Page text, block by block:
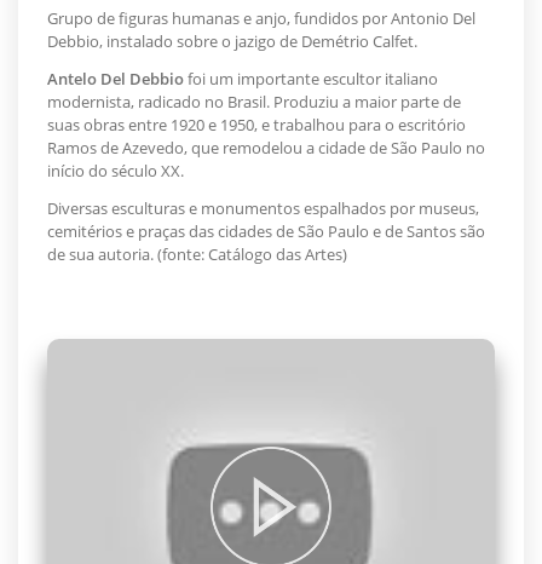
Grupo de figuras humanas e anjo, fundidos por Antonio Del
Debbio, instalado sobre o jazigo de Demétrio Calfet.
Antelo Del Debbiofoi um importante escultor italiano
modernista, radicado no Brasil. Produziu a maior parte de
suas obras entre 1920 e 1950, e trabalhou para o escritório
Ramos de Azevedo, que remodelou a cidade de São Paulo no
início do século XX.
Diversas esculturas e monumentos espalhados por museus,
cemitérios e praças das cidades de São Paulo e de Santos são
de sua autoria. (fonte: Catálogo das Artes)